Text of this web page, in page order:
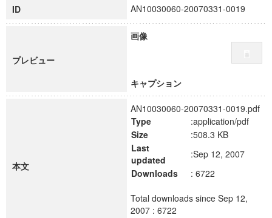
博士課程教育リーディングプログラム「超成熟社会発展のサ
学術雑誌掲載論文等(8)
ID AN10030060-20070331-0019
プレビュー
画像
キャプション
本文
AN10030060-20070331-0019.pdf
Type
:application/pdf
Size
:508.3 KB
Last
updated
:Sep 12, 2007
Downloads
: 6722
Total downloads since Sep 12,
2007 : 6722